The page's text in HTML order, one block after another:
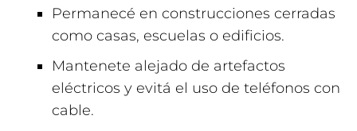
Permanecé en construcciones cerradas
como casas, escuelas o edificios.
Mantenete alejado de artefactos
eléctricos y evitá el uso de teléfonos con
cable.